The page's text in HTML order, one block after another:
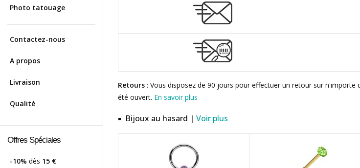
Photo tatouage
Contactez-nous
A propos
Livraison
Qualité
Offres Spéciales
-10% dès 15 €
Retours : Vous disposez de 90 jours pour effectuer un retour sur
été ouvert. En savoir plus
Bijoux au hasard | Voir plus